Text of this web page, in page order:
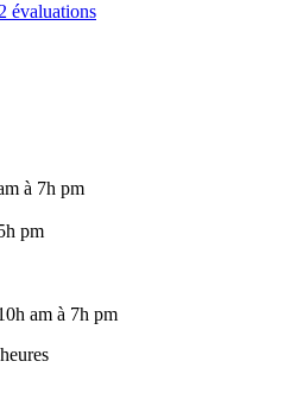
évaluations
à 7h pm
pm
am à 7h pm